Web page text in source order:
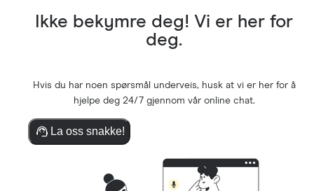
Ikke bekymre deg! Vi er her for
deg.
Hvis du har noen spørsmål underveis, husk at vi er her for å
hjelpe deg 24/7 gjennom vår online chat.
La oss snakke!